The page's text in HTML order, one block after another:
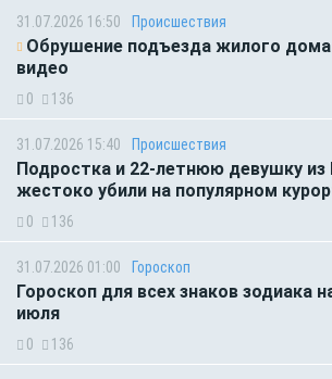
31.07.2026 16:50 Происшествия
Обрушение подъезда жилого дома
видео
0 136
31.07.2026 15:40 Происшествия
Подростка и 22-летнюю девушку из
жестоко убили на популярном
0 136
31.07.2026 01:00 Гороскоп
Гороскоп для всех знаков зодиака
июля
0 136